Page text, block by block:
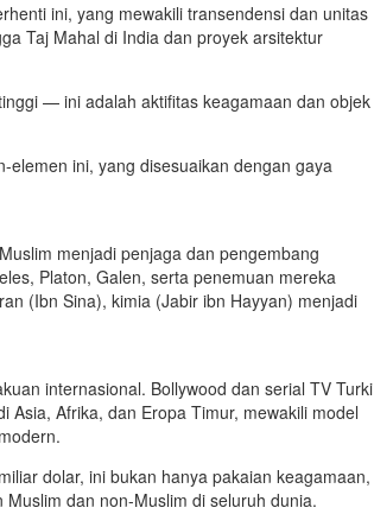
ini, yang mewakili transendensi dan unitas
Taj Mahal di India dan proyek arsitektur
— ini adalah aktifitas keagamaan dan objek
ini, yang disesuaikan dengan gaya
menjadi penjaga dan pengembang
Platon, Galen, serta penemuan mereka
(Ibn Sina), kimia (Jabir ibn Hayyan) menjadi
internasional. Bollywood dan serial TV Turki
Asia, Afrika, dan Eropa Timur, mewakili model
dolar, ini bukan hanya pakaian keagamaan,
dan non-Muslim di seluruh dunia.